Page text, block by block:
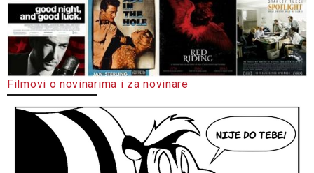
Filmovi o novinarima i za novinare